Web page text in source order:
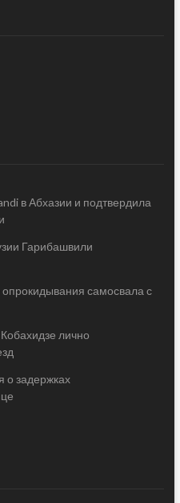
в Абхазии и подтвердила
Гарибашвили
самосвала с
лично
о задержках